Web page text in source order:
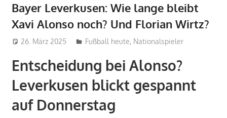
Bayer Leverkusen: Wie lange bleibt
Xavi Alonso noch? Und Florian Wirtz?
26. März 2025 admin_wm2022
Fußball heute, Nationalspieler
Entscheidung bei Alonso?
Leverkusen blickt gespannt
auf Donnerstag